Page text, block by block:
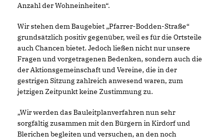
Anzahl der Wohneinheiten“.
Wir stehen dem Baugebiet „Pfarrer-Bodden-Straße“
grundsätzlich positiv gegenüber, weil es für die Ortsteile
auch Chancen bietet. Jedoch ließen nicht nur unsere
Fragen und vorgetragenen Bedenken, sondern auch die
der Aktionsgemeinschaft und Vereine, die in der
gestrigen Sitzung zahlreich anwesend waren, zum
jetzigen Zeitpunkt keine Zustimmung zu.
Wir werden das Bauleitplanverfahren nun sehr
sorgfältig zusammen mit den Bürgern in Kirdorf und
Blerichen begleiten und versuchen, an den noch